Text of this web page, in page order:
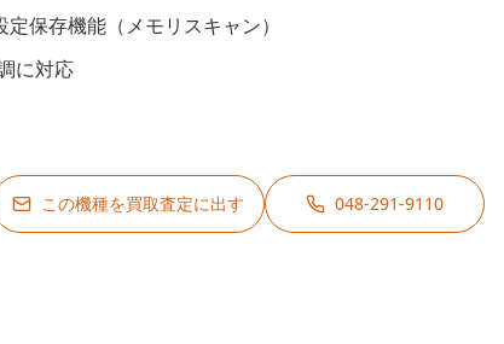
保存機能（メモリスキャン）
に対応
この機種を買取査定に出す 048-291-9110